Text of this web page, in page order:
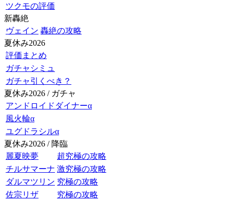
ツクモの評価
新轟絶
ヴェイン 轟絶の攻略
夏休み2026
評価まとめ
ガチャシミュ
ガチャ引くべき？
夏休み2026 / ガチャ
アンドロイドダイナーα
風火輪α
ユグドラシルα
夏休み2026 / 降臨
麗夏映夢
超究極の攻略
チルサマーナ 激究極の攻略
ダルマツリン 究極の攻略
佐宗リザ
究極の攻略